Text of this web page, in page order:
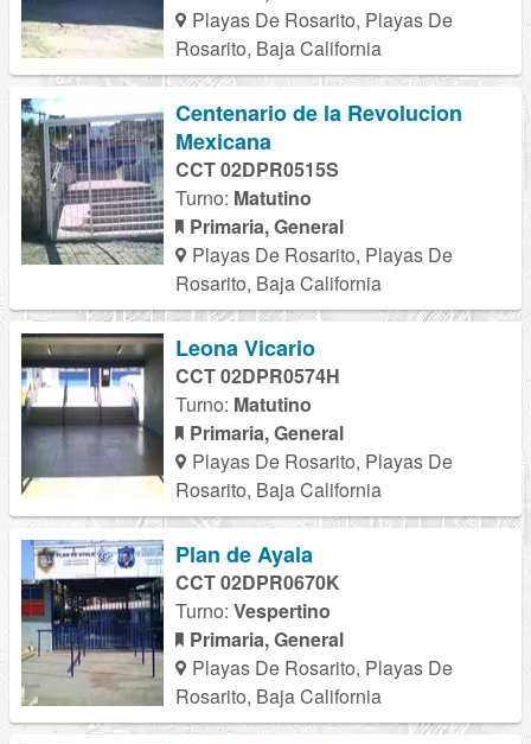
Playas De Rosarito, Playas De
Rosarito, Baja California
Centenario de la Revolucion
Mexicana
CCT 02DPR0515S
Turno: Matutino
Primaria, General
Playas De Rosarito, Playas De
Rosarito, Baja California
Leona Vicario
CCT 02DPR0574H
Turno: Matutino
Primaria, General
Playas De Rosarito, Playas De
Rosarito, Baja California
Plan de Ayala
CCT 02DPR0670K
Turno: Vespertino
Primaria, General
Playas De Rosarito, Playas De
Rosarito, Baja California